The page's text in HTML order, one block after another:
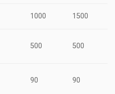
1000 1500
500 500
90 90